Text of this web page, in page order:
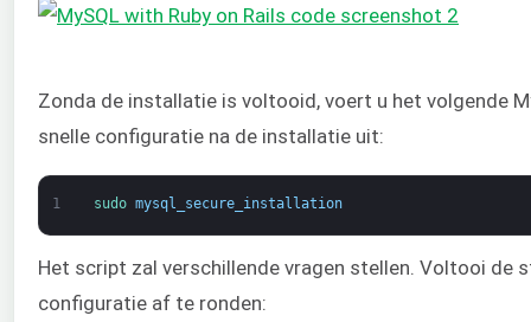
Zonda de installatie is voltooid, voert u het volgende
snelle configuratie na de installatie uit:
1 sudo mysql_secure_installation
Het script zal verschillende vragen stellen. Voltooi de
configuratie af te ronden: